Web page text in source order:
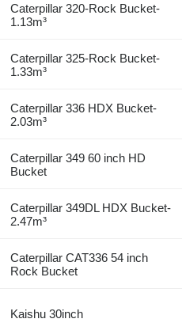
Caterpillar 320-Rock Bucket-
1.13m³
Caterpillar 325-Rock Bucket-
1.33m³
Caterpillar 336 HDX Bucket-
2.03m³
Caterpillar 349 60 inch HD
Bucket
Caterpillar 349DL HDX Bucket-
2.47m³
Caterpillar CAT336 54 inch
Rock Bucket
Kaishu 30inch